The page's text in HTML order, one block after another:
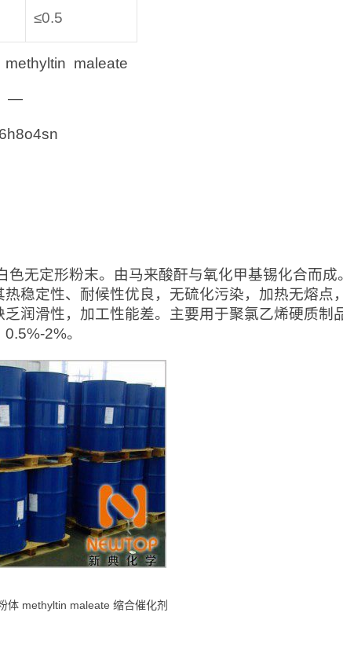
≤0.5
methyltin maleate
—
色无定形粉末。由马来酸酐与氧化甲基锡化合而
热稳定性、耐候性优良，无硫化污染，加热无熔点
乏润滑性，加工性能差。主要用于聚氯乙烯硬质制
2%。
体 methyltin maleate 缩合催化剂